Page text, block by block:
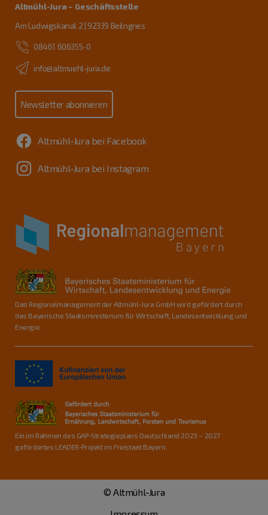
Altmühl-Jura – Geschäftsstelle
Am Ludwigskanal 2 | 92339 Beilngries
08461 606355-0
info@altmuehl-jura.de
Newsletter abonnieren
Altmühl-Jura bei Facebook
Altmühl-Jura bei Instagram
Das Regionalmanagement der Altmühl-Jura GmbH wird gefördert durch
das Bayerische Staatsministerium für Wirtschaft, Landesentwicklung und
Energie.
Ein im Rahmen des GAP-Strategieplans Deutschland 2023 – 2027
gefördertes LEADER-Projekt im Freistaat Bayern.
© Altmühl-Jura